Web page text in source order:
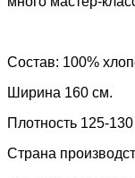
Состав: 100%
Ширина 160 см.
Плотность 125-130
Страна